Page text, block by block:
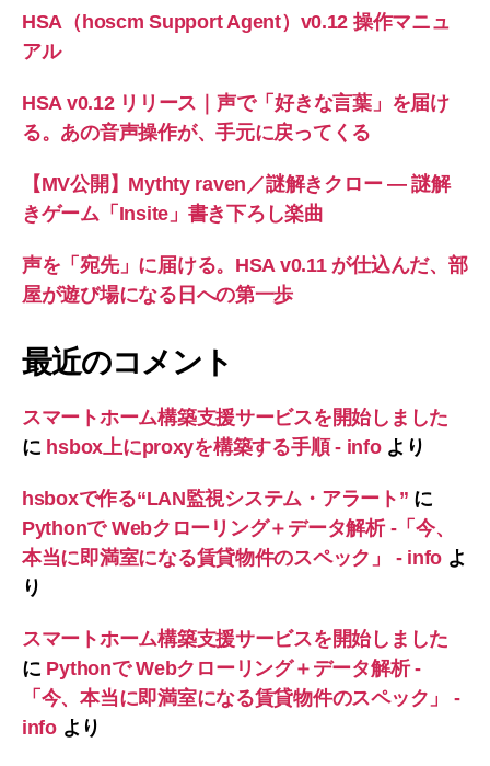
HSA（hoscm Support Agent）v0.12 操作マニュ
アル
HSA v0.12 リリース｜声で「好きな言葉」を届け
る。あの音声操作が、手元に戻ってくる
【MV公開】Mythty raven／謎解きクロー — 謎解
きゲーム「Insite」書き下ろし楽曲
声を「宛先」に届ける。HSA v0.11 が仕込んだ、部
屋が遊び場になる日への第一歩
最近のコメント
スマートホーム構築支援サービスを開始しました
に hsbox上にproxyを構築する手順 - infoより
hsboxで作る“LAN監視システム・アラート” に
Pythonで Webクローリング＋データ解析 -「今、
本当に即満室になる賃貸物件のスペック」 - infoよ
り
スマートホーム構築支援サービスを開始しました
に Pythonで Webクローリング＋データ解析 -
「今、本当に即満室になる賃貸物件のスペック」 -
infoより